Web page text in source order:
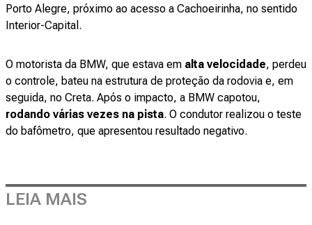
Porto Alegre, próximo ao acesso a Cachoeirinha, no sentido
Interior-Capital.
O motorista da BMW, que estava em alta velocidade, perdeu
o controle, bateu na estrutura de proteção da rodovia e, em
seguida, no Creta. Após o impacto, a BMW capotou,
rodando várias vezes na pista. O condutor realizou o teste
do bafômetro, que apresentou resultado negativo.
LEIA MAIS